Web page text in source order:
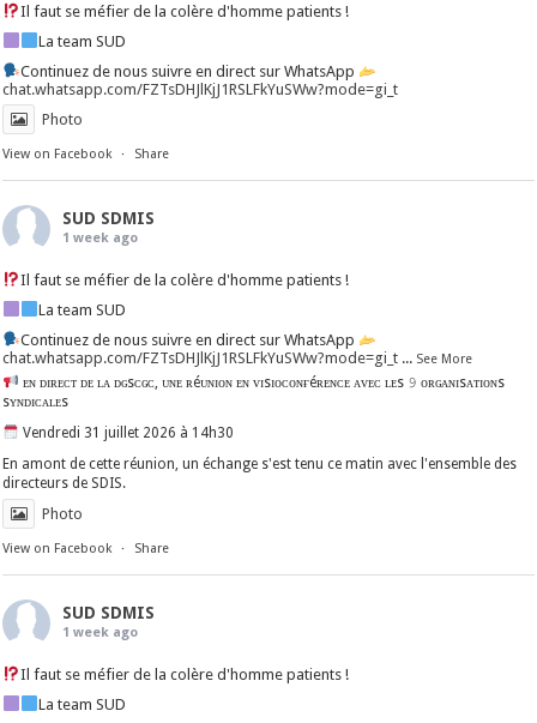
Il faut se méfier de la colère d'homme patients !
La team SUD
Continuez de nous suivre en direct sur WhatsApp
chat.whatsapp.com/FZTsDHJlKjJ1RSLFkYuSWw?mode=gi_t
Photo
View on Facebook · Share
SUD SDMIS
1 week ago
Il faut se méfier de la colère d'homme patients !
La team SUD
Continuez de nous suivre en direct sur WhatsApp
chat.whatsapp.com/FZTsDHJlKjJ1RSLFkYuSWw?mode=gi_t
ᴇɴ ᴅɪʀᴇᴄᴛ ᴅᴇ ʟᴀ ᴅɢsᴄɢᴄ, ᴜɴᴇ ʀéᴜɴɪᴏɴ ᴇɴ ᴠɪsɪᴏᴄᴏɴғéʀᴇɴᴄᴇ ᴀᴠᴇᴄ ʟᴇs 𝟿 ᴏʀɢᴀɴɪsᴀᴛɪᴏɴs
sʏɴᴅɪᴄᴀʟᴇs
Vendredi 31 juillet 2026 à 14h30
En amont de cette réunion, un échange s'est tenu ce matin avec l'ensemble des
directeurs de SDIS.
... See More
Photo
View on Facebook · Share
SUD SDMIS
1 week ago
Il faut se méfier de la colère d'homme patients !
La team SUD